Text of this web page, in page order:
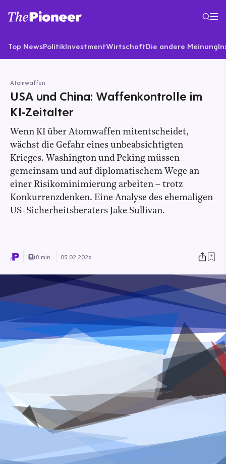
Top NewsPolitikInvestmentWirtschaftDie andere Meinung
Atomwaffen
USA und China: Waffenkontrolle im
KI-Zeitalter
Wenn KI über Atomwaffen mitentscheidet,
wächst die Gefahr eines unbeabsichtigten
Krieges. Washington und Peking müssen
gemeinsam und auf diplomatischem Wege an
einer Risikominimierung arbeiten – trotz
Konkurrenzdenken. Eine Analyse des ehemaligen
US-Sicherheitsberaters Jake Sullivan.
8 min. 05.02.2026